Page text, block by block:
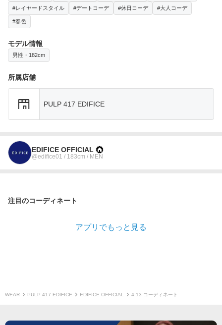
#レイヤードスタイル #デートコーデ #休日コーデ #大人コーデ
#春色
モデル情報
男性・182cm
所属店舗
PULP 417 EDIFICE
EDIFICE OFFICIAL
@edifice01 / 183cm / MEN
注目のコーディネート
アプリでもっと見る
WEAR PULP 417 EDIFICE EDIFICE OFFICIAL 4.13 コーディネート